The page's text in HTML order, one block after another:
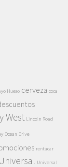
Hueso cerveza coca
West Lincoln Road
Ocean Drive
rentacar
Universal Universal